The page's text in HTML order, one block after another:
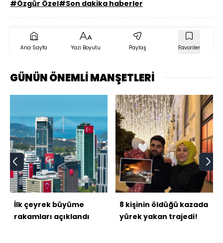
#Özgür Özel#Son dakika haberler
Ana Sayfa Yazı Boyutu Paylaş Favoriler
GÜNÜN ÖNEMLİ MANŞETLERİ
İlk çeyrek büyüme
rakamları açıklandı
8 kişinin öldüğü kazada
yürek yakan trajedi!